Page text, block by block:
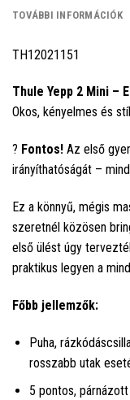
TOVÁBBI INFORMÁCIÓK
TH12021151
Thule Yepp 2 Mini –
Okos, kényelmes és
? Fontos! Az első
irányíthatóságát –
Ez a könnyű, mégis
szeretnél közösen
első ülést úgy
praktikus legyen a
Főbb jellemzők:
Puha,
rosszabb utak
5 pontos,